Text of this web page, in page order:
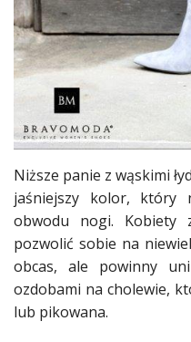
Niższe panie z wąskimi
jaśniejszy kolor, który
obwodu nogi. Kobiety
pozwolić sobie na
obcas, ale powinny
ozdobami na cholewie,
lub pikowana.